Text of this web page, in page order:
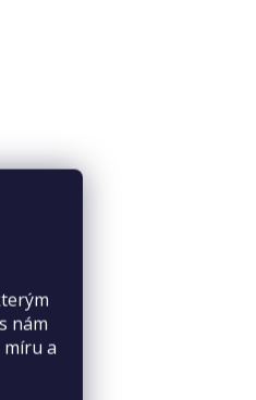
nám
a